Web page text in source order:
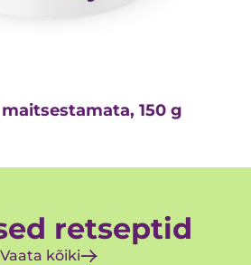
150 g
retseptid
Vaata kõiki